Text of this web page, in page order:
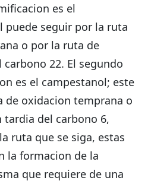
es el
puede seguir por la ruta
o por la ruta de
22. El segundo
es el campestanol; este
de oxidacion temprana o
del carbono 6,
ruta que se siga, estas
la formacion de la
que requiere de una